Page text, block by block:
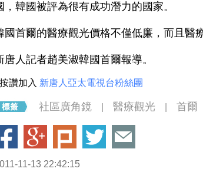
，韓國被評為很有成功潛力的國家。
國首爾的醫療觀光價格不僅低廉，而且醫
唐人記者趙美淑韓國首爾報導。
按讚加入 新唐人亞太電視台粉絲團
社區廣角鏡 醫療觀光 首爾
11-13 22:42:15